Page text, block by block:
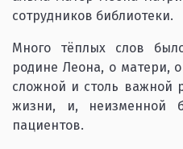
сотрудников библиотеки.
Много тёплых слов
родине Леона, о матери,
сложной и столь важной
жизни, и, неизменной
пациентов.